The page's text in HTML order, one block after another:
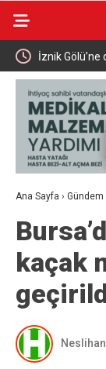
İznik Gölü’ne
gözyaşlarıyla
Ana Sayfa › Gündem
kaçak